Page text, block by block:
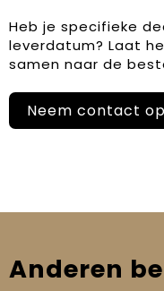
Heb je specifieke
leverdatum? Laat
samen naar de
Neem contact op
Anderen